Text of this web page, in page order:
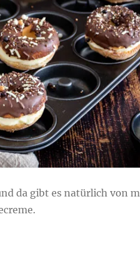
da gibt es natürlich von